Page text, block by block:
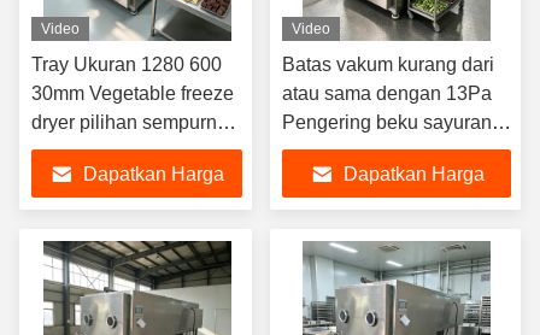
Video
Tray Ukuran 1280 600
30mm Vegetable freeze
dryer pilihan sempurna
untuk pengeringan
sayuran konsumsi daya
10KwH sistem energi
Dapatkan Harga
Video
Batas vakum kurang dari
atau sama dengan 13Pa
Pengering beku sayuran
dengan kontrol PLC dan
ukuran keseluruhan 3800
1700 2000 mm
Memastikan penghapusan
kelembaban
Dapatkan Harga